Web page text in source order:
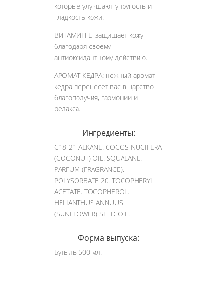
которые улучшают упругость и
гладкость кожи.
ВИТАМИН Е: защищает кожу
благодаря своему
антиоксидантному действию.
АРОМАТ КЕДРА: нежный аромат
кедра перенесет вас в царство
благополучия, гармонии и
релакса.
Ингредиенты:
C18-21 ALKANE. COCOS NUCIFERA
(COCONUT) OIL. SQUALANE.
PARFUM (FRAGRANCE).
POLYSORBATE 20. TOCOPHERYL
ACETATE. TOCOPHEROL.
HELIANTHUS ANNUUS
(SUNFLOWER) SEED OIL.
Форма выпуска:
Бутыль 500 мл.